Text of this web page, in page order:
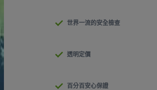
世界一流的安全檢查
透明定價
百分百安心保證